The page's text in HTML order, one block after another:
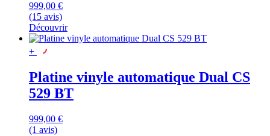
999,00 €
(15 avis)
Découvrir
+
Platine vinyle automatique Dual CS
529 BT
999,00 €
(1 avis)